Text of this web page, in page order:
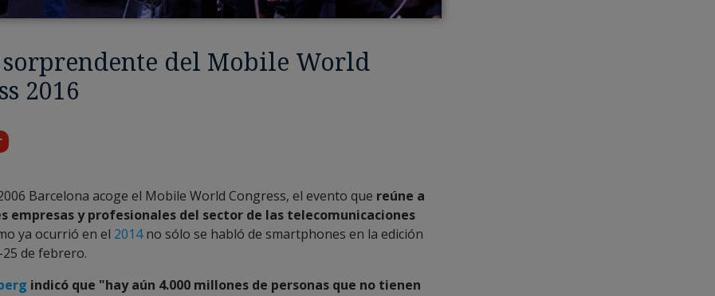
sorprendente del Mobile World
2016
Barcelona acoge el Mobile World Congress, el evento que reúne a
empresas y profesionales del sector de las telecomunicaciones
ya ocurrió en el 2014no sólo se habló de smartphones en la edición
de febrero.
indicó que "hay aún 4.000 millones de personas que no tienen